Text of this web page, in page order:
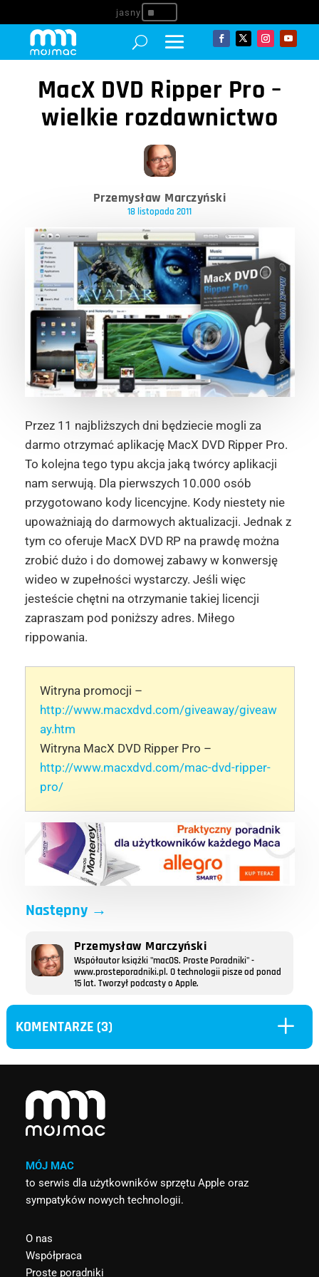
^
MacX DVD Ripper Pro –
wielkie rozdawnictwo
Przemysław Marczyński
18 listopada 2011
Przez 11 najbliższych dni będziecie mogli za
darmo otrzymać aplikację MacX DVD Ripper Pro.
To kolejna tego typu akcja jaką twórcy aplikacji
nam serwują. Dla pierwszych 10.000 osób
przygotowano kody licencyjne. Kody niestety nie
upoważniają do darmowych aktualizacji. Jednak z
tym co oferuje MacX DVD RP na prawdę można
zrobić dużo i do domowej zabawy w konwersję
wideo w zupełności wystarczy. Jeśli więc
jesteście chętni na otrzymanie takiej licencji
zapraszam pod poniższy adres. Miłego
rippowania.
Witryna promocji –
http://www.macxdvd.com/giveaway/giveaw
ay.htm
Witryna MacX DVD Ripper Pro –
http://www.macxdvd.com/mac-dvd-ripper-
pro/
Następny→
Przemysław Marczyński
Współautor książki "macOS. Proste Poradniki" -
www.prosteporadniki.pl. O technologii pisze od ponad
15 lat. Tworzył podcasty o Apple.
KOMENTARZE (3) L
MÓJ MAC
to serwis dla użytkowników sprzętu Apple oraz
sympatyków nowych technologii.
O nas
Współpraca
Proste poradniki